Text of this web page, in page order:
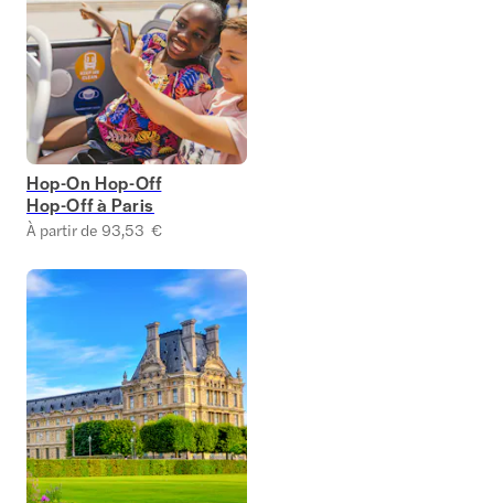
Hop-On Hop-Off
Hop-Off à Paris
À partir de 93,53 €